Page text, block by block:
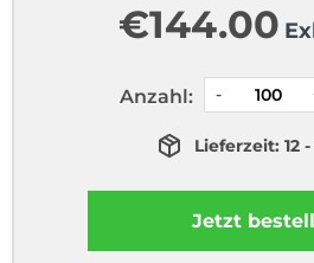
€144.00
Anzahl:
Lieferzeit: 12 -
Jetzt